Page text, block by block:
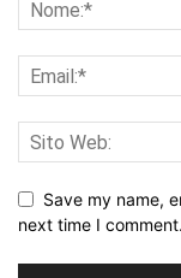
Save my name,
next time I comment.